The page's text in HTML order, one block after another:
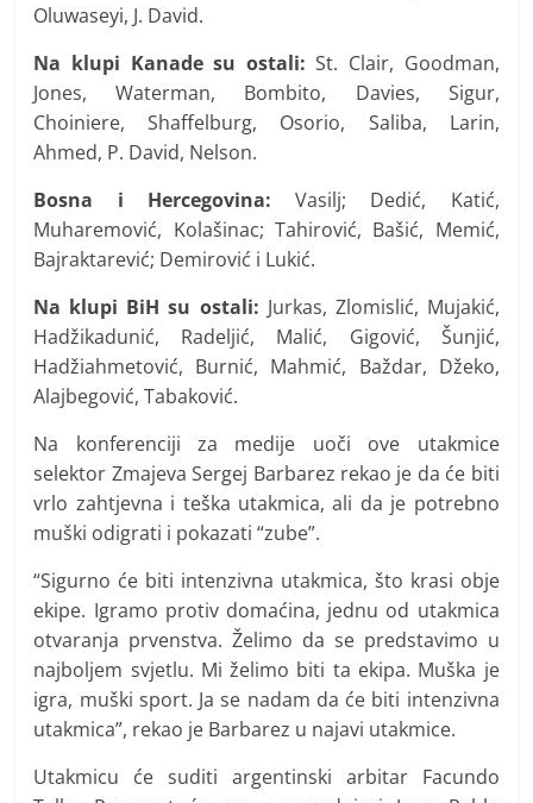
Oluwaseyi, J. David.
Na klupi Kanade su ostali:St. Clair, Goodman,
Jones, Waterman, Bombito, Davies, Sigur,
Choiniere, Shaffelburg, Osorio, Saliba, Larin,
Ahmed, P. David, Nelson.
Bosna i Hercegovina:Vasilj; Dedić, Katić,
Muharemović, Kolašinac; Tahirović, Bašić, Memić,
Bajraktarević; Demirović i Lukić.
Na klupi BiH su ostali: Jurkas, Zlomislić, Mujakić,
Hadžikadunić, Radeljić, Malić, Gigović, Šunjić,
Hadžiahmetović, Burnić, Mahmić, Baždar, Džeko,
Alajbegović, Tabaković.
Na konferenciji za medije uoči ove utakmice
selektor Zmajeva Sergej Barbarez rekao je da će biti
vrlo zahtjevna i teška utakmica, ali da je potrebno
muški odigrati i pokazati “zube”.
“Sigurno će biti intenzivna utakmica, što krasi obje
ekipe. Igramo protiv domaćina, jednu od utakmica
otvaranja prvenstva. Želimo da se predstavimo u
najboljem svjetlu. Mi želimo biti ta ekipa. Muška je
igra, muški sport. Ja se nadam da će biti intenzivna
utakmica”, rekao je Barbarez u najavi utakmice.
Utakmicu će suditi argentinski arbitar Facundo